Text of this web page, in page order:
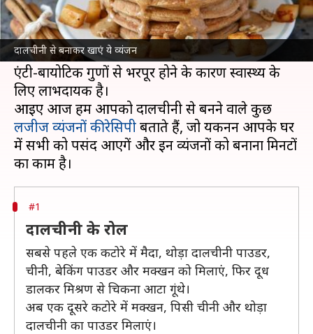
दालचीनी से बनाकर खाएं ये व्यंजन
दालचीनीकी सुगंध और स्वाद व्यंजनों को अलग जायका
देने में मदद करता है और अच्छी बात तो यह है कि
दालचीनी उन मसालों में से एक है, जो एंटी-ऑक्सिडेंट और
एंटी-बायोटिक गुणों से भरपूर होने के कारण स्वास्थ्य के
लिए लाभदायक है।
आइए आज हम आपको दालचीनी से बनने वाले कुछ
लजीज व्यंजनों की रेसिपीबताते हैं, जो यकीनन आपके घर
में सभी को पसंद आएगें और इन व्यंजनों को बनाना मिनटों
#1
दालचीनी के रोल
सबसे पहले एक कटोरे में मैदा, थोड़ा दालचीनी पाउडर,
चीनी, बेकिंग पाउडर और मक्खन को मिलाएं, फिर दूध
डालकर मिश्रण से चिकना आटा गूंथे।
अब एक दूसरे कटोरे में मक्खन, पिसी चीनी और थोड़ा
दालचीनी का पाउडर मिलाएं।